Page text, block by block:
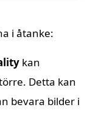
i åtanke:
kan
Detta kan
bevara bilder i